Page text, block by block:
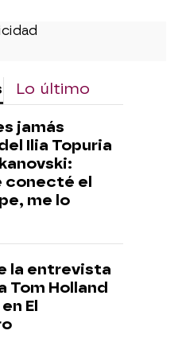
Lo último
jamás
Ilia Topuria
conecté el
me lo
la entrevista
Tom Holland
El